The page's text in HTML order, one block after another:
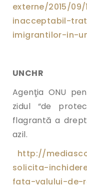
externe/2015/
inacceptabil-
imigrantilor-in-
UNCHR
Agenţia ONU
zidul “de
flagrantă a
azil.
http://
solicita-
fata-valului-de-